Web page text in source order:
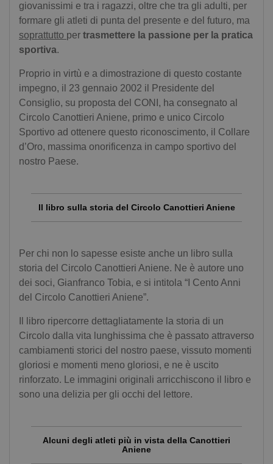
giovanissimi e tra i ragazzi, oltre che tra gli adulti, per
formare gli atleti di punta del presente e del futuro, ma
soprattutto per trasmettere la passione per la pratica
sportiva.
Proprio in virtù e a dimostrazione di questo costante
impegno, il 23 gennaio 2002 il Presidente del
Consiglio, su proposta del CONI, ha consegnato al
Circolo Canottieri Aniene, primo e unico Circolo
Sportivo ad ottenere questo riconoscimento, il Collare
d’Oro, massima onorificenza in campo sportivo del
nostro Paese.
Il libro sulla storia del Circolo Canottieri Aniene
Per chi non lo sapesse esiste anche un libro sulla
storia del Circolo Canottieri Aniene. Ne è autore uno
dei soci, Gianfranco Tobia, e si intitola “I Cento Anni
del Circolo Canottieri Aniene”.
Il libro ripercorre dettagliatamente la storia di un
Circolo dalla vita lunghissima che è passato attraverso
cambiamenti storici del nostro paese, vissuto momenti
gloriosi e momenti meno gloriosi, e ne è uscito
rinforzato. Le immagini originali arricchiscono il libro e
sono una delizia per gli occhi del lettore.
Alcuni degli atleti più in vista della Canottieri
Aniene